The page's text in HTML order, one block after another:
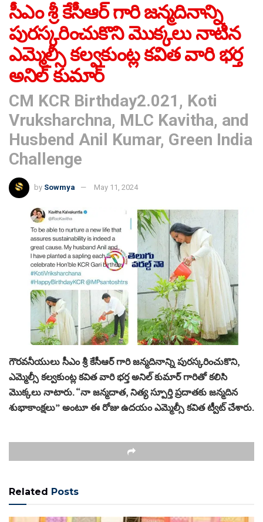
సీఎం శ్రీ కేసీఆర్ గారి జన్మదినాన్ని
పురస్కరించుకొని మొక్కలు నాటిన
ఎమ్మెల్సీ కల్వకుంట్ల కవిత వారి భర్త
అనిల్ కుమార్
CM KCR Birthday2.021, Koti
Vruksharchna, MLC Kavitha, and
Husbend Anil Kumar, Green India
Challenge
by Sowmya May 11, 2024
గౌరవనీయులు సీఎం శ్రీ కేసీఆర్ గారి జన్మదినాన్ని పురస్కరించుకొని,
ఎమ్మెల్సీ కల్వకుంట్ల కవిత వారి భర్త అనిల్ కుమార్ గారితో కలిసి
మొక్కలు ‌నాటారు. “నా జన్మదాత, నిత్య స్పూర్తి ప్రదాతకు జన్మదిన
శుభాకాంక్షలు” అంటూ ఈ రోజు ఉదయం ఎమ్మెల్సీ కవిత ట్వీట్ చేశారు.
Related Posts